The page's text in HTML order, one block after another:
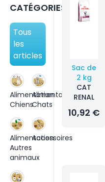
CATÉGORIES
Tous
les
articles
Alimentation
Chiens
Alimentation
Chats
Alimentation
Autres
animaux
Accessoires
Sac de
2 kg
CAT
RENAL
10,92 €